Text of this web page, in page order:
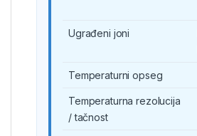
Ugrađeni joni
Temperaturni opseg
Temperaturna rezolucija
/ tačnost